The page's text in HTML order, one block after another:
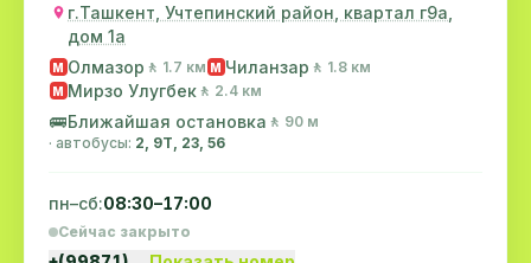
г.Ташкент, Учтепинский район, квартал г9а,
дом 1а
M Олмазор 🚶 1.7 км M Чиланзар 🚶 1.8 км
M Мирзо Улугбек 🚶 2.4 км
🚌Ближайшая остановка 🚶 90 м
· автобусы: 2, 9Т, 23, 56
пн–сб:08:30–17:00
Сейчас закрыто